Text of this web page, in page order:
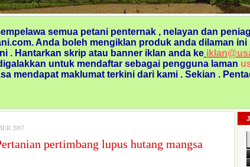
semua petani penternak , nelayan dan
Anda boleh mengiklan produk anda dilaman ini
. Hantarkan skrip atau banner iklan anda ke
untuk mendaftar sebagai pengguna laman
mendapat maklumat terkini dari kami . Sekian .
2007
pertimbang lupus hutang mangsa